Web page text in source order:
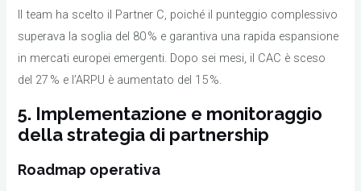
Il team ha scelto il Partner C, poiché il punteggio complessivo
superava la soglia del 80 % e garantiva una rapida espansione
in mercati europei emergenti. Dopo sei mesi, il CAC è sceso
del 27 % e l’ARPU è aumentato del 15 %.
5. Implementazione e monitoraggio
della strategia di partnership
Roadmap operativa